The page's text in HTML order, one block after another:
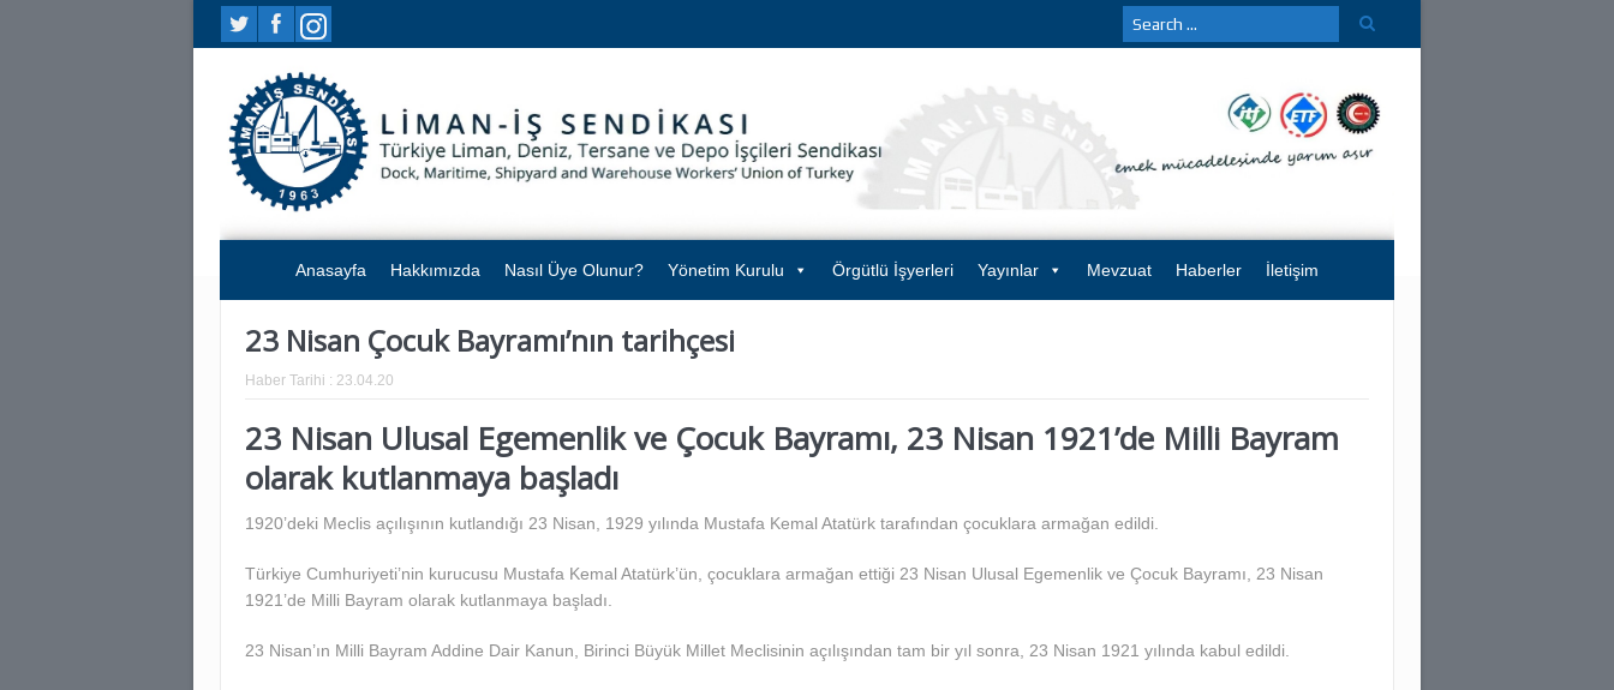
Anasayfa Hakkımızda Nasıl Üye Olunur? Yönetim Kurulu Örgütlü İşyerleri Yayınlar Mevzuat Haberler İletişim
23 Nisan Çocuk Bayramı’nın tarihçesi
Haber Tarihi : 23.04.20
23 Nisan Ulusal Egemenlik ve Çocuk Bayramı, 23 Nisan 1921’de Milli Bayram
olarak kutlanmaya başladı
1920’deki Meclis açılışının kutlandığı 23 Nisan, 1929 yılında Mustafa Kemal Atatürk tarafından çocuklara armağan edildi.
Türkiye Cumhuriyeti’nin kurucusu Mustafa Kemal Atatürk’ün, çocuklara armağan ettiği 23 Nisan Ulusal Egemenlik ve Çocuk Bayramı, 23 Nisan
1921’de Milli Bayram olarak kutlanmaya başladı.
23 Nisan’ın Milli Bayram Addine Dair Kanun, Birinci Büyük Millet Meclisinin açılışından tam bir yıl sonra, 23 Nisan 1921 yılında kabul edildi.